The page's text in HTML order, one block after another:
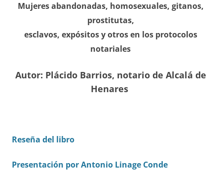
Mujeres abandonadas, homosexuales, gitanos,
prostitutas,
esclavos, expósitos y otros en los protocolos
notariales
Autor: Plácido Barrios, notario de Alcalá de
Henares
Reseña del libro
Presentación por Antonio Linage Conde